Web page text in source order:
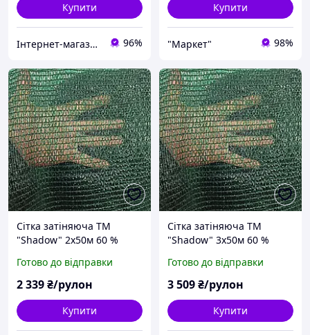
Купити
Інтернет-магазин "Mirdo" для дому, саду та авто. 96%
Купити
"Маркет" 98%
Сітка затіняюча ТМ
"Shadow" 2х50м 60 %
Готово до відправки
2 339₴/рулон
Купити
Сітка затіняюча ТМ
"Shadow" 3х50м 60 %
Готово до відправки
3 509₴/рулон
Купити